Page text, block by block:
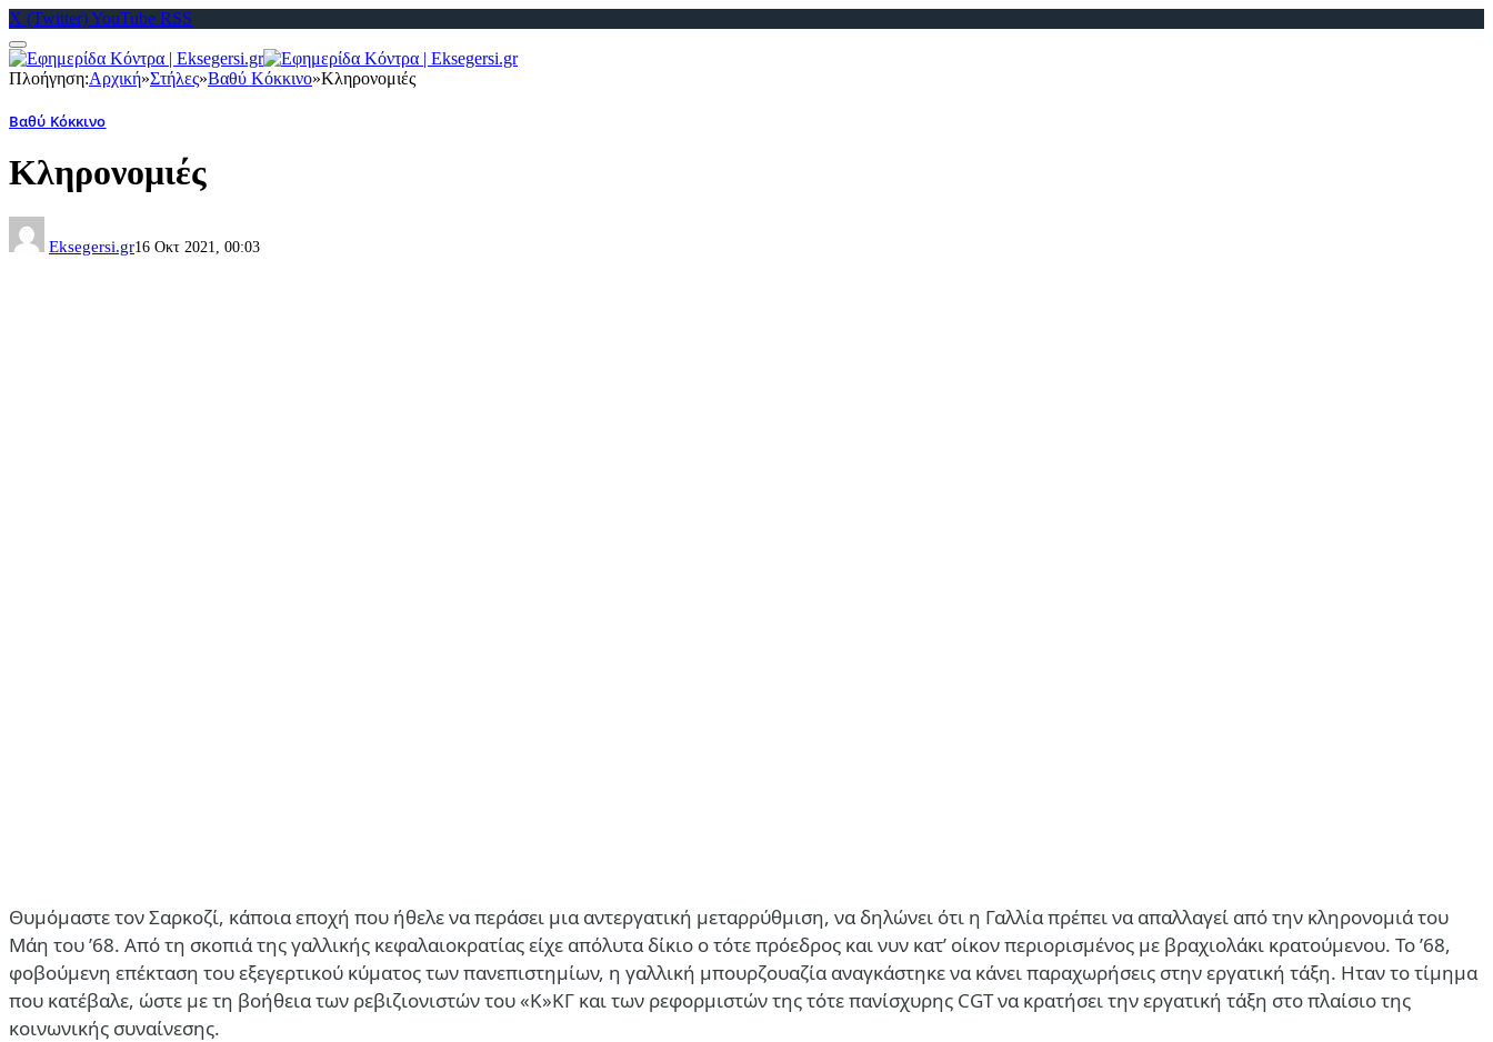
X (Twitter)YouTube RSS
Πλοήγηση:Αρχική»Στήλες»Βαθύ Κόκκινο»Κληρονομιές
Βαθύ Κόκκινο
Κληρονομιές
Eksegersi.gr16 Οκτ 2021, 00:03
Θυμόμαστε τον Σαρκοζί, κάποια εποχή που ήθελε να περάσει μια αντεργατική μεταρρύθμιση, να δηλώνει ότι η Γαλλία πρέπει να απαλλαγεί από την κληρονομιά του
Μάη του ’68. Από τη σκοπιά της γαλλικής κεφαλαιοκρατίας είχε απόλυτα δίκιο ο τότε πρόεδρος και νυν κατ’ οίκον περιορισμένος με βραχιολάκι κρατούμενου. Το ’68,
φοβούμενη επέκταση του εξεγερτικού κύματος των πανεπιστημίων, η γαλλική μπουρζουαζία αναγκάστηκε να κάνει παραχωρήσεις στην εργατική τάξη. Ηταν το τίμημα
που κατέβαλε, ώστε με τη βοήθεια των ρεβιζιονιστών του «Κ»ΚΓ και των ρεφορμιστών της τότε πανίσχυρης CGT να κρατήσει την εργατική τάξη στο πλαίσιο της
κοινωνικής συναίνεσης.